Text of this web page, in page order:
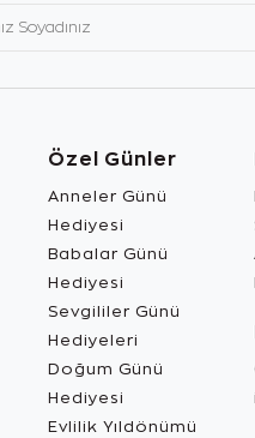
Özel Günler
Anneler Günü
Hediyesi
Babalar Günü
Hediyesi
Sevgililer Günü
Hediyeleri
Doğum Günü
Hediyesi
Evlilik Yıldönümü